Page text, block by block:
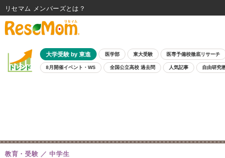
大学受験 by 東進 医学部 東大受験 医専予備校徹底リサーチ
8月開催イベント・WS 全国公立高校 過去問 人気記事 自由研究
教育・受験 中学生
リセマム メンバーズ